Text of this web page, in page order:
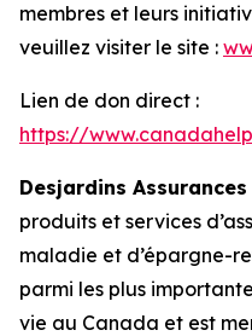
membres et leurs
veuillez visiter le site :
Lien de don direct :
https://
Desjardins Assurances
produits et services
maladie et d’épargne-
parmi les plus
vie au Canada et est